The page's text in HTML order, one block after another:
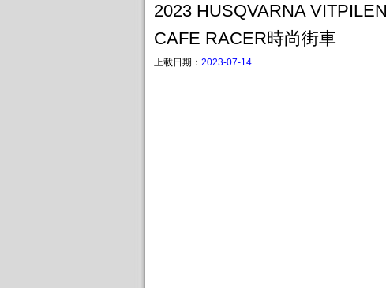
2023 HUSQVARNA
CAFE RACER時尚街車
上載日期： 2023-07-14